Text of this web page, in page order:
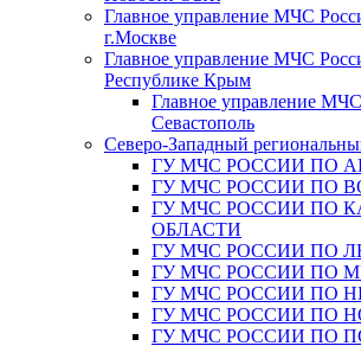
Главное управление МЧС
г.Москве
Главное управление МЧС
Республике Крым
Главное управление
Севастополь
Северо-Западный
ГУ МЧС РОССИИ ПО
ГУ МЧС РОССИИ ПО
ГУ МЧС РОССИИ ПО
ОБЛАСТИ
ГУ МЧС РОССИИ ПО
ГУ МЧС РОССИИ ПО
ГУ МЧС РОССИИ ПО
ГУ МЧС РОССИИ ПО
ГУ МЧС РОССИИ ПО